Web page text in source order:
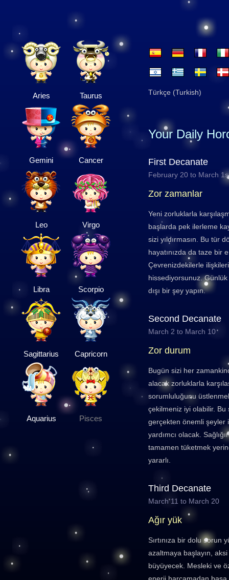
Aries Taurus
Gemini Cancer
Leo Virgo
Libra Scorpio
Sagittarius Capricorn
Aquarius Pisces
Türkçe (Turkish)
Your Daily
First Decanate
February 20 to March
Zor zamanlar
Yeni zorluklarla
başlarda pek ilerleme
sizi yıldırmasın. Bu tür
hayatınızda da taze bir
Çevrenizdekilerle
hissediyorsunuz. Günlük
dışı bir şey yapın.
Second Decanate
March 2 to March 10
Zor durum
Bugün sizi her
alacak zorluklarla
sorumluluğunu
çekilmeniz iyi olabilir.
gerçekten önemli şeyler
yardımcı olacak.
tamamen tüketmek
yararlı.
Third Decanate
March 11 to March 20
Ağır yük
Sırtınıza bir dolu sorun
azaltmaya başlayın,
büyüyecek. Mesleki ve